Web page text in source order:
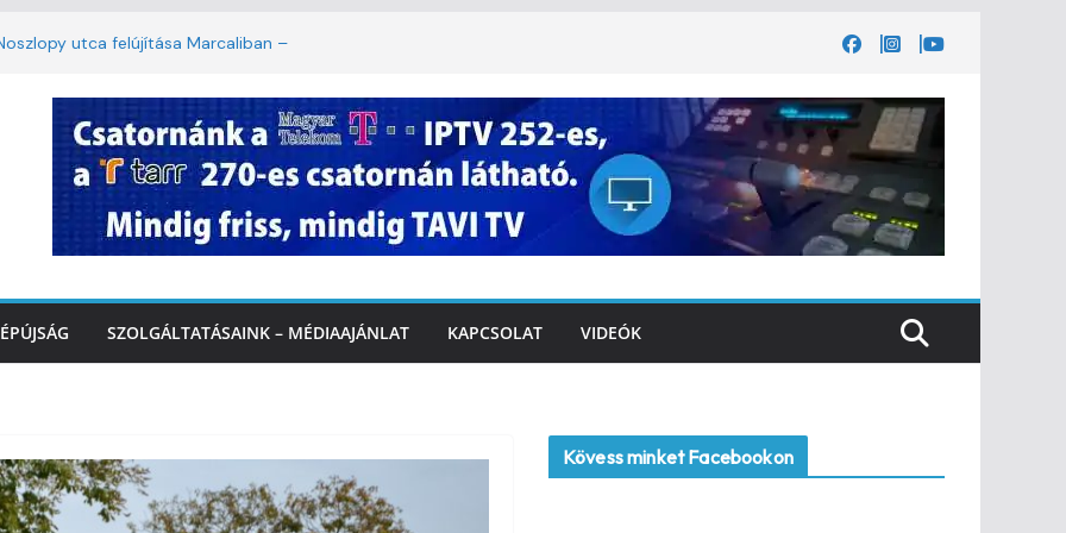
utca felújítása Marcaliban –
lakossági felháborodást váltott ki a
Marcaliban – VIDEÓ
a Balatonnál – az első félidő végén
SZOLGÁLTATÁSAINK – MÉDIAAJÁNLAT KAPCSOLAT VIDEÓK
Kövess minket Facebookon